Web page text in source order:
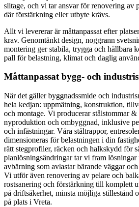
slitage, och vi tar ansvar för renovering av
där förstärkning eller utbyte krävs.
Allt vi levererar är måttanpassat efter
krav. Genomtänkt design, noggrann
montering ger stabila, trygga och hållbara
pall för belastning, klimat och daglig
Måttanpassat bygg- och
När det gäller byggnadssmide och
hela kedjan: uppmätning, konstruktion,
och montage. Vi producerar stålstommar
nyproduktion och ombyggnad, inklusive
och infästningar. Våra ståltrappor,
dimensioneras för belastningen i din
rätt stegprofiler, räcken och halkskydd för
planlösningsändringar tar vi fram
avbärning som avlastar bärande väggar
Vi utför även renovering av pelare och
rostsanering och förstärkning till komplett
på driftsäkerhet, minsta möjliga stillestånd
på plats i Vreta.